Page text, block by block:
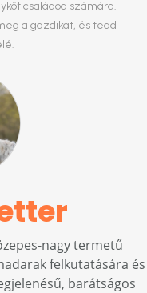
családod számára.
a gazdikat, és tedd
nagy termetű
felkutatására és
barátságos